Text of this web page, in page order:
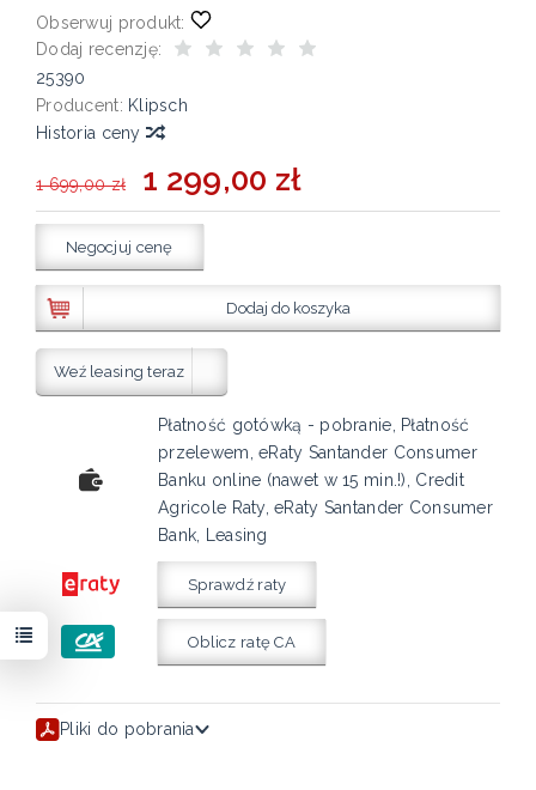
Obserwuj produkt:
Dodaj recenzję:
25390
Producent: Klipsch
Historia ceny
1 699,00 zł 1 299,00 zł
Negocjuj cenę
Dodaj do koszyka
Weź leasing teraz
Płatność gotówką - pobranie, Płatność
przelewem, eRaty Santander Consumer
Banku online (nawet w 15 min.!), Credit
Agricole Raty, eRaty Santander Consumer
Bank, Leasing
Sprawdź raty
Oblicz ratę CA
Pliki do pobrania